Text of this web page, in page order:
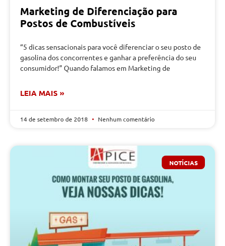
Marketing de Diferenciação para
Postos de Combustíveis
“5 dicas sensacionais para você diferenciar o seu posto de
gasolina dos concorrentes e ganhar a preferência do seu
consumidor!” Quando falamos em Marketing de
LEIA MAIS »
14 de setembro de 2018 Nenhum comentário
NOTÍCIAS